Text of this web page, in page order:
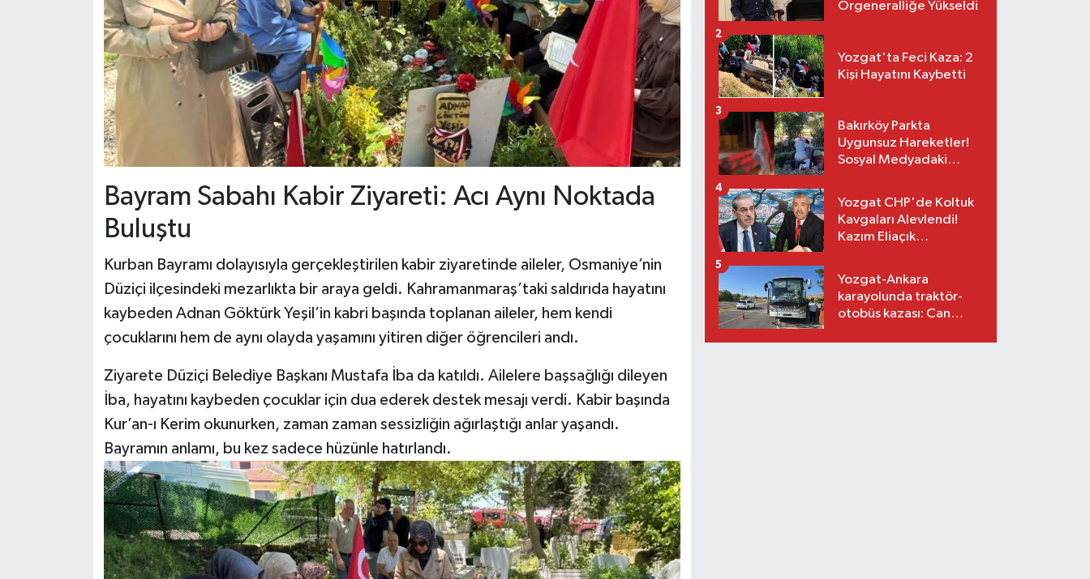
Bayram Sabahı Kabir Ziyareti: Acı Aynı Noktada
Buluştu
Kurban Bayramı dolayısıyla gerçekleştirilen kabir ziyaretinde aileler, Osmaniye’nin
Düziçi ilçesindeki mezarlıkta bir araya geldi. Kahramanmaraş’taki saldırıda hayatını
kaybeden Adnan Göktürk Yeşil’in kabri başında toplanan aileler, hem kendi
çocuklarını hem de aynı olayda yaşamını yitiren diğer öğrencileri andı.
Ziyarete Düziçi Belediye Başkanı Mustafa İba da katıldı. Ailelere başsağlığı dileyen
İba, hayatını kaybeden çocuklar için dua ederek destek mesajı verdi. Kabir başında
Kur’an-ı Kerim okunurken, zaman zaman sessizliğin ağırlaştığı anlar yaşandı.
Bayramın anlamı, bu kez sadece hüzünle hatırlandı.
Orgeneralliğe Yükseldi
Yozgat'ta Feci Kaza: 2
Kişi Hayatını Kaybetti
2
Bakırköy Parkta
Uygunsuz Hareketler!
Sosyal Medyadaki
3
Yozgat CHP'de Koltuk
Kavgaları Alevlendi!
Kazım Eliaçık
4
Yozgat-Ankara
karayolunda traktör-
otobüs kazası: Can
5